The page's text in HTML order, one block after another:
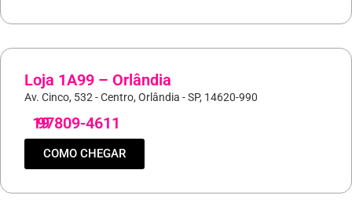
Loja 1A99 – Orlândia
Av. Cinco, 532 - Centro, Orlândia - SP, 14620-990
19
97809-4611
COMO CHEGAR